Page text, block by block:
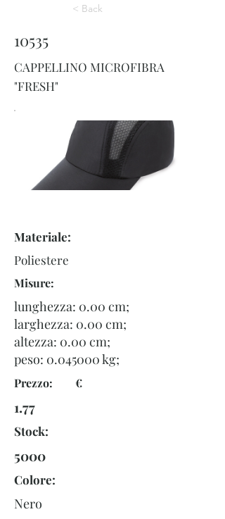
< Back
10535
CAPPELLINO MICROFIBRA
"FRESH"
Materiale:
Poliestere
Misure:
lunghezza: 0.00 cm;
larghezza: 0.00 cm;
altezza: 0.00 cm;
peso: 0.045000kg;
Prezzo: €
1.77
Stock:
5000
Colore:
Nero